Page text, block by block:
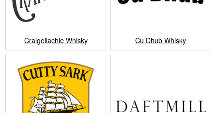
Craigellachie Whisky Cu Dhub Whisky